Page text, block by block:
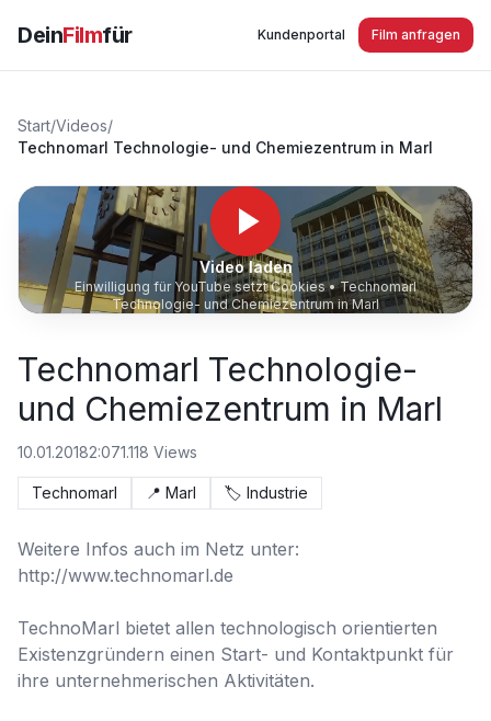
DeinFilmfür Kundenportal Film anfragen
Start/Videos/
Technomarl Technologie- und Chemiezentrum in Marl
Video laden
Einwilligung für YouTube setzt Cookies •Technomarl
Technologie- und Chemiezentrum in Marl
Technomarl Technologie-
und Chemiezentrum in Marl
10.01.20182:071.118 Views
Technomarl 📍 Marl 🏷️ Industrie
Weitere Infos auch im Netz unter:
http://www.technomarl.de
TechnoMarl bietet allen technologisch orientierten
Existenzgründern einen Start- und Kontaktpunkt für
ihre unternehmerischen Aktivitäten.